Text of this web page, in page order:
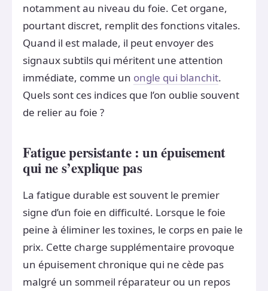
notamment au niveau du foie. Cet organe,
pourtant discret, remplit des fonctions vitales.
Quand il est malade, il peut envoyer des
signaux subtils qui méritent une attention
immédiate, comme un ongle qui blanchit.
Quels sont ces indices que l’on oublie souvent
de relier au foie ?
Fatigue persistante : un épuisement
qui ne s’explique pas
La fatigue durable est souvent le premier
signe d’un foie en difficulté. Lorsque le foie
peine à éliminer les toxines, le corps en paie le
prix. Cette charge supplémentaire provoque
un épuisement chronique qui ne cède pas
malgré un sommeil réparateur ou un repos